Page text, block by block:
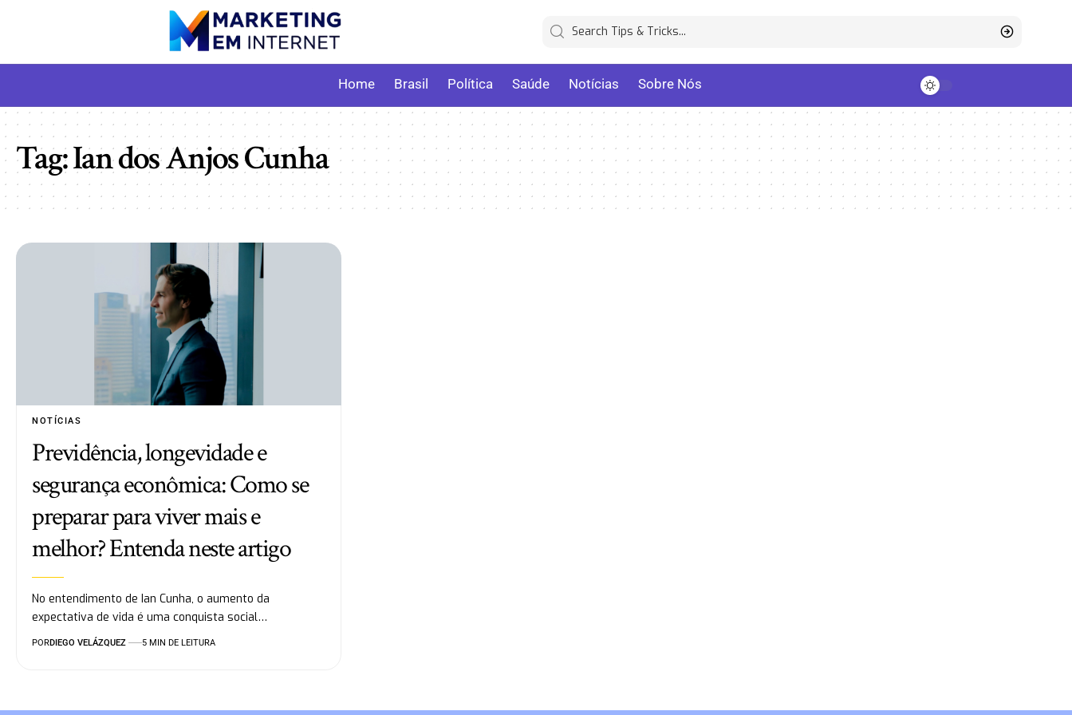
Home Brasil Política Saúde Notícias Sobre Nós
Tag:Ian dos Anjos Cunha
NOTÍCIAS
Previdência, longevidade e
segurança econômica: Como se
preparar para viver mais e
melhor? Entenda neste artigo
No entendimento de Ian Cunha, o aumento da
expectativa de vida é uma conquista social…
PORDIEGO VELÁZQUEZ 5 MIN DE LEITURA